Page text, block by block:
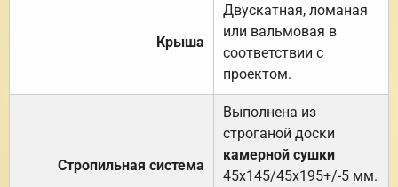
Крыша
Двускатная, ломаная
или вальмовая в
соответствии с
проектом.
Стропильная система
Выполнена из
строганой доски
камерной сушки
45х145/45х195+/-5 мм.